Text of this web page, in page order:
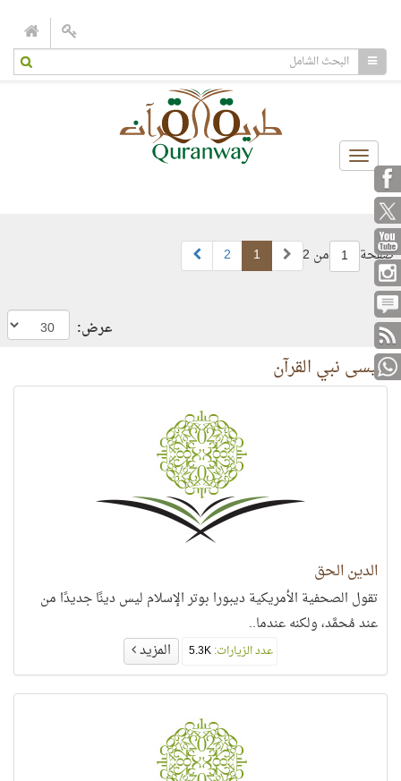
Toggle
navigation
صفحة 1 من 2 1
2
عرض:
عيسى نبي القرآن
الدين الحق
تقول الصحفية الأمريكية ديبورا بوتر الإسلام ليس دينًا جديدًا من
عند مُحمَّد، ولكنه عندما..
عدد الزيارات: المزيد